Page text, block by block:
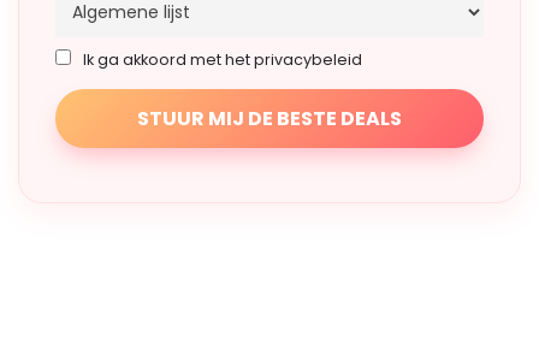
Ik ga akkoord met het privacybeleid